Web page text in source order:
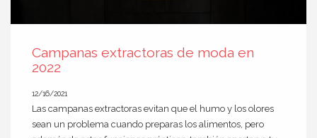
Campanas extractoras de moda en
2022
12/16/2021
Las campanas extractoras evitan que el humo y los olores
sean un problema cuando preparas los alimentos, pero